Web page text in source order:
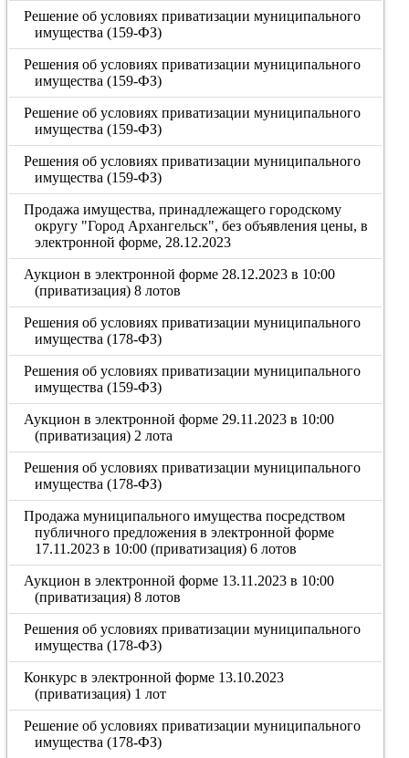
Решение об условиях приватизации муниципального
имущества (159-ФЗ)
Решения об условиях приватизации муниципального
имущества (159-ФЗ)
Решение об условиях приватизации муниципального
имущества (159-ФЗ)
Решения об условиях приватизации муниципального
имущества (159-ФЗ)
Продажа имущества, принадлежащего городскому
округу "Город Архангельск", без объявления цены, в
электронной форме, 28.12.2023
Аукцион в электронной форме 28.12.2023 в 10:00
(приватизация) 8 лотов
Решения об условиях приватизации муниципального
имущества (178-ФЗ)
Решения об условиях приватизации муниципального
имущества (159-ФЗ)
Аукцион в электронной форме 29.11.2023 в 10:00
(приватизация) 2 лота
Решения об условиях приватизации муниципального
имущества (178-ФЗ)
Продажа муниципального имущества посредством
публичного предложения в электронной форме
17.11.2023 в 10:00 (приватизация) 6 лотов
Аукцион в электронной форме 13.11.2023 в 10:00
(приватизация) 8 лотов
Решения об условиях приватизации муниципального
имущества (178-ФЗ)
Конкурс в электронной форме 13.10.2023
(приватизация) 1 лот
Решение об условиях приватизации муниципального
имущества (178-ФЗ)